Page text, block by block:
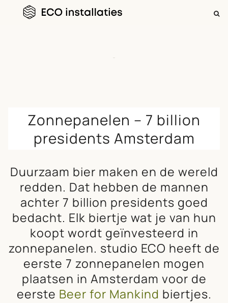
ZOEKEN
contentZonnepanelen – 7 billion
presidents Amsterdam
Duurzaam bier maken en de wereld
redden. Dat hebben de mannen
achter 7 billion presidents goed
bedacht. Elk biertje wat je van hun
koopt wordt geïnvesteerd in
zonnepanelen. studio ECO heeft de
eerste 7 zonnepanelen mogen
plaatsen in Amsterdam voor de
eerste Beer for Mankind biertjes.